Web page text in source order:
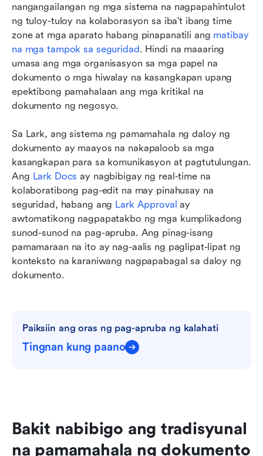
nangangailangan ng mga sistema na nagpapahintulot
ng tuloy-tuloy na kolaborasyon sa iba't ibang time
zone at mga aparato habang pinapanatili ang matibay
na mga tampok sa seguridad. Hindi na maaaring
umasa ang mga organisasyon sa mga papel na
dokumento o mga hiwalay na kasangkapan upang
epektibong pamahalaan ang mga kritikal na
dokumento ng negosyo.
Sa Lark, ang sistema ng pamamahala ng daloy ng
dokumento ay maayos na nakapaloob sa mga
kasangkapan para sa komunikasyon at pagtutulungan.
Ang Lark Docs ay nagbibigay ng real-time na
kolaboratibong pag-edit na may pinahusay na
seguridad, habang ang Lark Approval ay
awtomatikong nagpapatakbo ng mga kumplikadong
sunod-sunod na pag-apruba. Ang pinag-isang
pamamaraan na ito ay nag-aalis ng paglipat-lipat ng
konteksto na karaniwang nagpapabagal sa daloy ng
dokumento.
Paiksiin ang oras ng pag-apruba ng kalahati
Tingnan kung paano
Bakit nabibigo ang tradisyunal
na pamamahala ng dokumento